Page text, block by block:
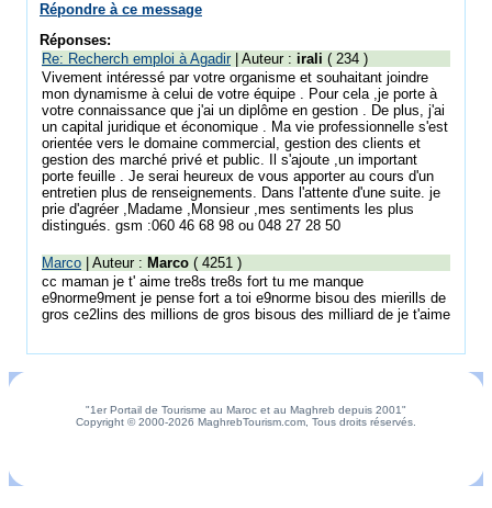
Répondre à ce message
Réponses:
Re: Recherch emploi à Agadir | Auteur : irali ( 234 )
Vivement intéressé par votre organisme et souhaitant joindre
mon dynamisme à celui de votre équipe . Pour cela ,je porte à
votre connaissance que j'ai un diplôme en gestion . De plus, j'ai
un capital juridique et économique . Ma vie professionnelle s'est
orientée vers le domaine commercial, gestion des clients et
gestion des marché privé et public. Il s'ajoute ,un important
porte feuille . Je serai heureux de vous apporter au cours d'un
entretien plus de renseignements. Dans l'attente d'une suite. je
prie d'agréer ,Madame ,Monsieur ,mes sentiments les plus
distingués. gsm :060 46 68 98 ou 048 27 28 50
Marco | Auteur : Marco ( 4251 )
cc maman je t' aime tre8s tre8s fort tu me manque
e9norme9ment je pense fort a toi e9norme bisou des mierills de
gros ce2lins des millions de gros bisous des milliard de je t'aime
"1er Portail de Tourisme au Maroc et au Maghreb depuis 2001"
Copyright © 2000-2026 MaghrebTourism.com, Tous droits réservés.